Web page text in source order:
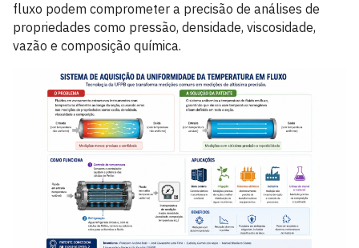
fluxo podem comprometer a precisão de análises de
propriedades como pressão, densidade, viscosidade,
vazão e composição química.